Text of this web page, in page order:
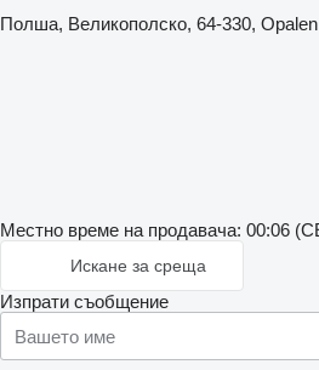
Полша, Великополско, 64-330,
Местно време на продавача: 00:06
Искане за среща
Изпрати съобщение